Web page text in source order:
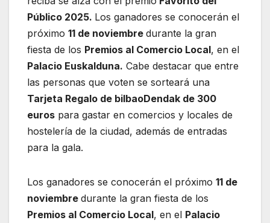
Público 2025. Los ganadores se conocerán el
próximo 11 de noviembre durante la gran
fiesta de los Premios al Comercio Local, en el
Palacio Euskalduna. Cabe destacar que entre
las personas que voten se sorteará una
Tarjeta Regalo de bilbaoDendak de 300
euros para gastar en comercios y locales de
hostelería de la ciudad, además de entradas
para la gala.
Los ganadores se conocerán el próximo 11 de
noviembre durante la gran fiesta de los
Premios al Comercio Local, en el Palacio